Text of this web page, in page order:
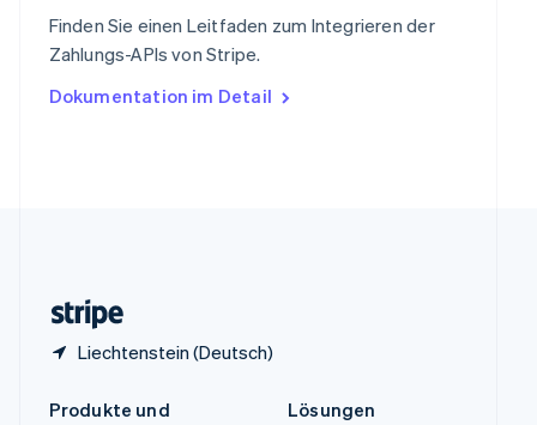
Finden Sie einen Leitfaden zum Integrieren der
Zahlungs-APIs von Stripe.
Dokumentation im Detail
Liechtenstein (Deutsch)
Tschechische Republik
English
English
Produkte und
Lösungen